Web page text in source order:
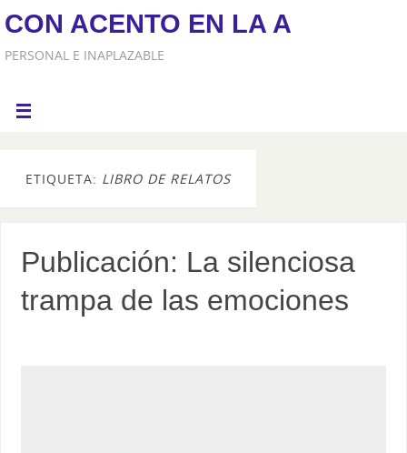
CON ACENTO EN LA A
PERSONAL E INAPLAZABLE
ETIQUETA: LIBRO DE RELATOS
Publicación: La silenciosa
trampa de las emociones